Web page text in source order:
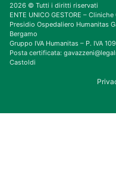
2026 © Tutti i diritti riservati
ENTE UNICO GESTORE –
Presidio Ospedaliero Humanitas
Bergamo
Gruppo IVA Humanitas – P. IVA
Posta certificata:
Castoldi